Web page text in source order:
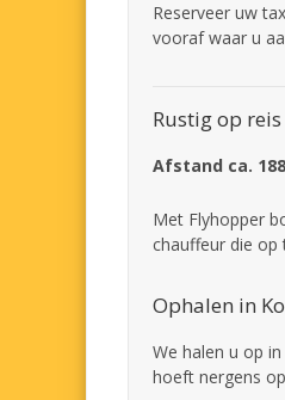
Reserveer uw
vooraf waar u
Rustig op
Afstand ca.
Met Flyhopper
chauffeur die
Ophalen in
We halen u op
hoeft nergens